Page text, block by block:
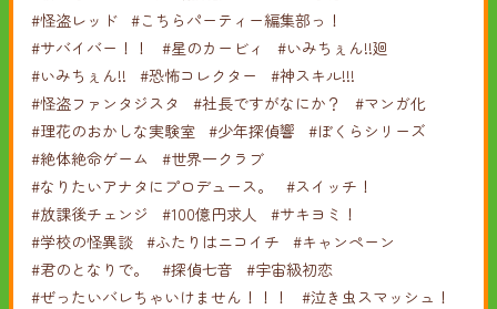
#怪盗レッド #こちらパーティー編集部っ！
#サバイバー！！
#星のカービィ
#いみちぇん!!廻
#いみちぇん!!
#恐怖コレクター
#神スキル!!!
#怪盗ファンタジスタ
#社長ですがなにか？
#マンガ化
#理花のおかしな実験室 #少年探偵響
#ぼくらシリーズ
#絶体絶命ゲーム
#世界一クラブ
#なりたいアナタにプロデュース。
#スイッチ！
#放課後チェンジ
#100億円求人
#サキヨミ！
#学校の怪異談 #ふたりはニコイチ
#キャンペーン
#君のとなりで。
#探偵七音
#宇宙級初恋
#ぜったいバレちゃいけません！！！
#泣き虫スマッシュ！